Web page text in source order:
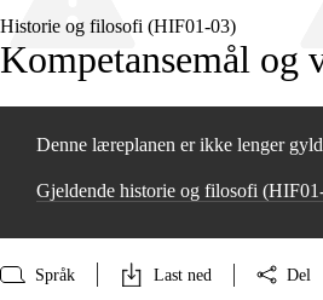
Historie og filosofi (HIF01‑03)
Kompetansemål og
Denne læreplanen er ikke lenger
Gjeldende historie og filosofi
Språk Last ned Del